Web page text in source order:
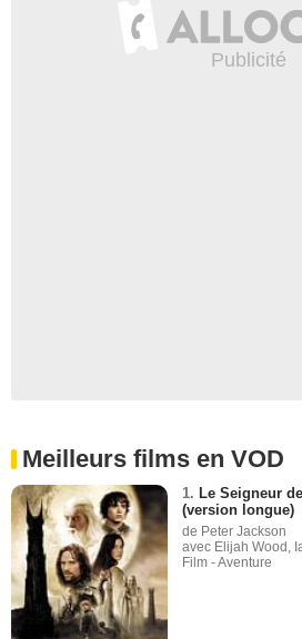
Meilleurs films en VOD
1. Le Seigneur
(version longue)
de Peter Jackson
avec Elijah Wood,
Film - Aventure